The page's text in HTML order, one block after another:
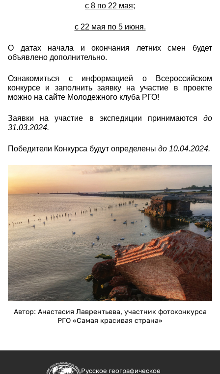
с 8 по 22 мая;
с 22 мая по 5 июня.
О датах начала и окончания летних смен будет
объявлено дополнительно.
Ознакомиться с информацией о Всероссийском
конкурсе и заполнить заявку на участие в проекте
можно на сайте Молодежного клуба РГО!
Заявки на участие в экспедиции принимаются до
31.03.2024.
Победители Конкурса будут определены до 10.04.2024.
17640.jpg
Автор: Анастасия Лаврентьева, участник фотоконкурса
РГО «Самая красивая страна»
Русское географическое